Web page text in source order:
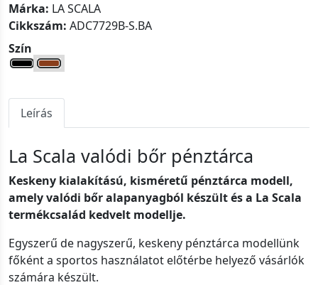
Márka: LA SCALA
Cikkszám: ADC7729B-S.BA
Szín
Leírás
La Scala valódi bőr pénztárca
Keskeny kialakítású, kisméretű pénztárca modell,
amely valódi bőr alapanyagból készült és a La Scala
termékcsalád kedvelt modellje.
Egyszerű de nagyszerű, keskeny pénztárca modellünk
főként a sportos használatot előtérbe helyező vásárlók
számára készült.